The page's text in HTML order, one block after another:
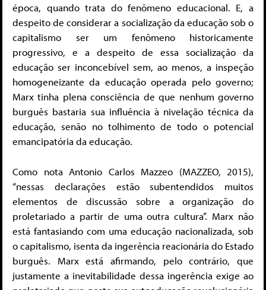
época, quando trata do fenômeno educacional. E, a
despeito de considerar a socialização da educação sob o
capitalismo ser um fenômeno historicamente
progressivo, e a despeito de essa socialização da
educação ser inconcebível sem, ao menos, a inspeção
homogeneizante da educação operada pelo governo;
Marx tinha plena consciência de que nenhum governo
burguês bastaria sua influência à nivelação técnica da
educação, senão no tolhimento de todo o potencial
emancipatória da educação.
Como nota Antonio Carlos Mazzeo (MAZZEO, 2015),
“nessas declarações estão subentendidos muitos
elementos de discussão sobre a organização do
proletariado a partir de uma outra cultura”. Marx não
está fantasiando com uma educação nacionalizada, sob
o capitalismo, isenta da ingerência reacionária do Estado
burguês. Marx está afirmando, pelo contrário, que
justamente a inevitabilidade dessa ingerência exige ao